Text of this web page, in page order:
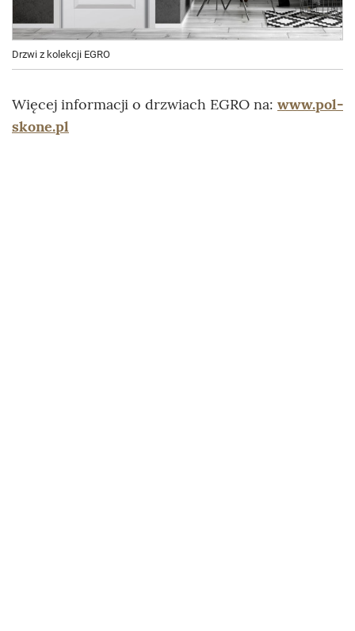
Drzwi z kolekcji EGRO
Więcej informacji o drzwiach EGRO na: www.pol-
skone.pl